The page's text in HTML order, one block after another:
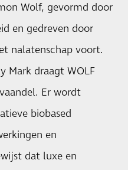
Wolf, gevormd door
en gedreven door
nalatenschap voort.
Mark draagt ​​WOLF
Er wordt
biobased
en
dat luxe en